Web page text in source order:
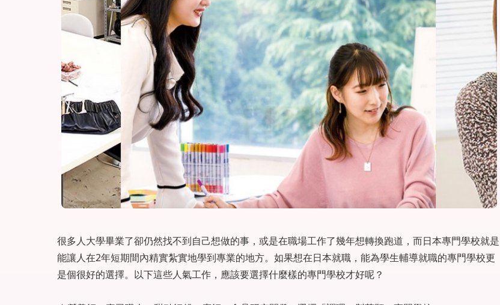
寒暑假遊學套裝課程
打工度假
很多人大學畢業了卻仍然找不到自己想做的事，或是在職場工作了幾年想轉換跑道，而日本專門學校就是
能讓人在2年短期間內精實紮實地學到專業的地方。如果想在日本就職，能為學生輔導就職的專門學校更
是個很好的選擇。以下這些人氣工作，應該要選擇什麼樣的專門學校才好呢？